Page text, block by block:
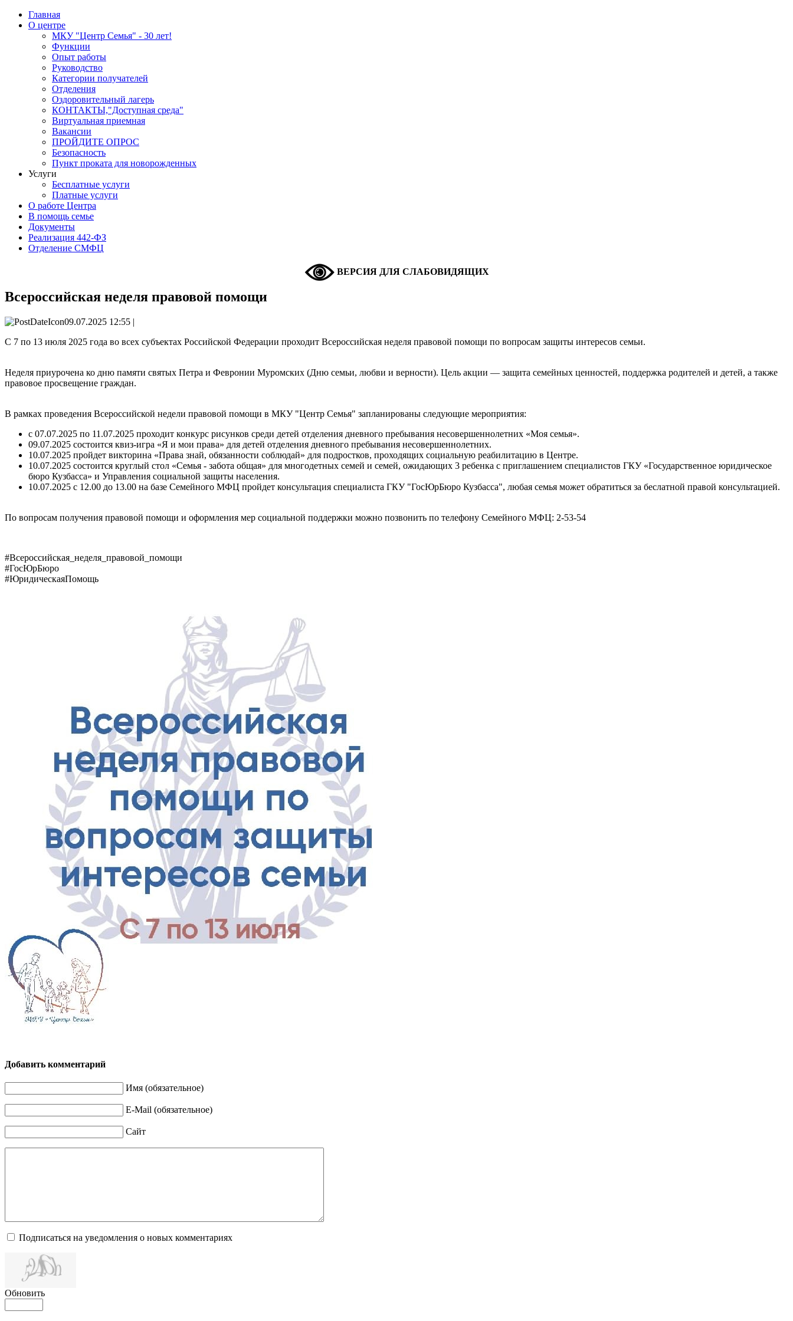
Главная
О центре
МКУ "Центр Семья" - 30 лет!
Функции
Опыт работы
Руководство
Категории получателей
Отделения
Оздоровительный лагерь
КОНТАКТЫ,"Доступная среда"
Виртуальная приемная
Вакансии
ПРОЙДИТЕ ОПРОС
Безопасность
Пункт проката для новорожденных
Услуги
Бесплатные услуги
Платные услуги
О работе Центра
В помощь семье
Документы
Реализация 442-ФЗ
Отделение СМФЦ
ВЕРСИЯ ДЛЯ СЛАБОВИДЯЩИХ
Всероссийская неделя правовой помощи
09.07.2025 12:55 |
С 7 по 13 июля 2025 года во всех субъектах Российской Федерации проходит Всероссийская неделя правовой помощи по вопросам защиты интересов семьи.
Неделя приурочена ко дню памяти святых Петра и Февронии Муромских (Дню семьи, любви и верности). Цель акции — защита семейных ценностей, поддержка родителей и детей, а также
правовое просвещение граждан.
В рамках проведения Всероссийской недели правовой помощи в МКУ "Центр Семья" запланированы следующие мероприятия:
с 07.07.2025 по 11.07.2025 проходит конкурс рисунков среди детей отделения дневного пребывания несовершеннолетних «Моя семья».
09.07.2025 состоится квиз-игра «Я и мои права» для детей отделения дневного пребывания несовершеннолетних.
10.07.2025 пройдет викторина «Права знай, обязанности соблюдай» для подростков, проходящих социальную реабилитацию в Центре.
10.07.2025 состоится круглый стол «Семья - забота общая» для многодетных семей и семей, ожидающих 3 ребенка с приглашением специалистов ГКУ «Государственное юридическое
бюро Кузбасса» и Управления социальной защиты населения.
10.07.2025 с 12.00 до 13.00 на базе Семейного МФЦ пройдет консультация специалиста ГКУ "ГосЮрБюро Кузбасса", любая семья может обратиться за беслатной правой консультацией.
По вопросам получения правовой помощи и оформления мер социальной поддержки можно позвонить по телефону Семейного МФЦ: 2-53-54
#Всероссийская_неделя_правовой_помощи
#ГосЮрБюро
#ЮридическаяПомощь
Добавить комментарий
Имя (обязательное)
E-Mail (обязательное)
Сайт
Подписаться на уведомления о новых комментариях
Обновить